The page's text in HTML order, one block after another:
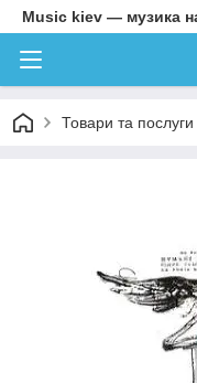
Music kiev — музика
Товари та послуги